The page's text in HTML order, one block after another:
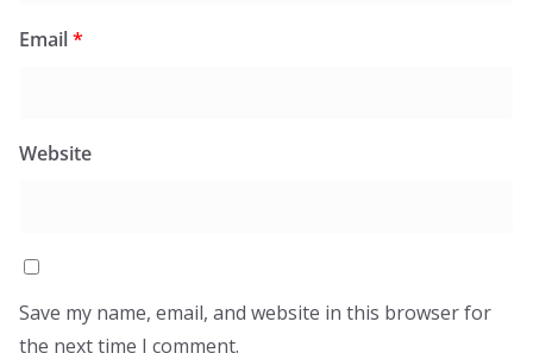
Email*
Website
Save my name, email, and website in this browser for
the next time I comment.